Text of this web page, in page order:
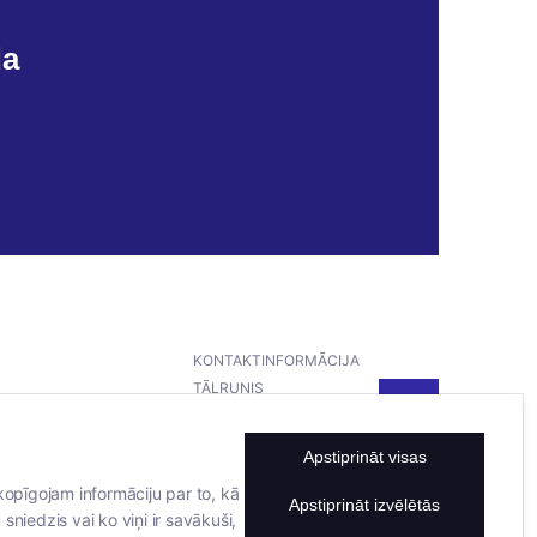
KONTAKTINFORMĀCIJA
TĀLRUNIS
E-PASTA ADRESE
info@bertasnams.lv
informāciju par to, kā
vai ko viņi ir savākuši,
Apstiprināt visas
Apstiprināt izvēlētās